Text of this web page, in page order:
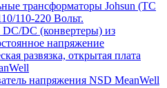
трансформаторы Johsun (TС
110-220 Вольт.
DC/DC (конвертеры) из
напряжение
развязка, открытая плата
напряжения NSD MeanWell